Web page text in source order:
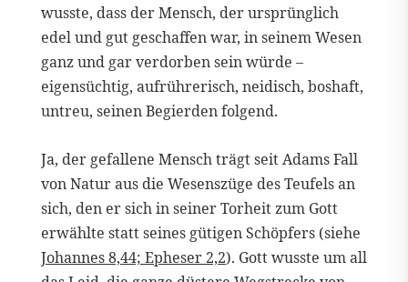
wusste, dass der Mensch, der ursprünglich
edel und gut geschaffen war, in seinem Wesen
ganz und gar verdorben sein würde –
eigensüchtig, aufrührerisch, neidisch, boshaft,
untreu, seinen Begierden folgend.
Ja, der gefallene Mensch trägt seit Adams Fall
von Natur aus die Wesenszüge des Teufels an
sich, den er sich in seiner Torheit zum Gott
erwählte statt seines gütigen Schöpfers (siehe
Johannes 8,44; Epheser 2,2). Gott wusste um all